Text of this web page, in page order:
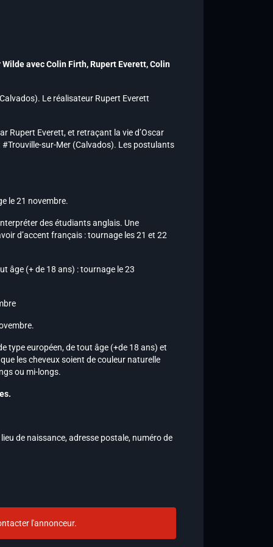
avecColin Firth, Rupert Everett, Colin
Le réalisateur Rupert Everett
Rupert Everett, et retraçant la vie d’Oscar
sur-Mer (Calvados). Les postulants
le 21 novembre.
des étudiants anglais. Une
d’accent français : tournage les 21 et 22
âge (+ de 18 ans) : tournage le 23
type européen, de tout âge (+de 18 ans) et
les cheveux soient de couleur naturelle
ou mi-longs.
de naissance, adresse postale, numéro de
l'annonceur.